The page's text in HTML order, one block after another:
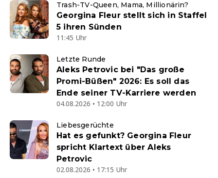
Trash-TV-Queen, Mama, Millionärin?
Georgina Fleur stellt sich in Staffel
5 ihren Sünden
11:45 Uhr
Letzte Runde
Aleks Petrovic bei "Das große
Promi-Büßen" 2026: Es soll das
Ende seiner TV-Karriere werden
04.08.2026 • 12:00 Uhr
Liebesgerüchte
Hat es gefunkt? Georgina Fleur
spricht Klartext über Aleks
Petrovic
02.08.2026 • 17:15 Uhr